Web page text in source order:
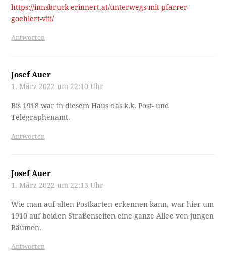
https://innsbruck-erinnert.at/unterwegs-mit-pfarrer-
goehlert-viii/
Antworten
Josef Auer
1. März 2022 um 22:10 Uhr
Bis 1918 war in diesem Haus das k.k. Post- und
Telegraphenamt.
Antworten
Josef Auer
1. März 2022 um 22:13 Uhr
Wie man auf alten Postkarten erkennen kann, war hier um
1910 auf beiden Straßenseiten eine ganze Allee von jungen
Bäumen.
Antworten